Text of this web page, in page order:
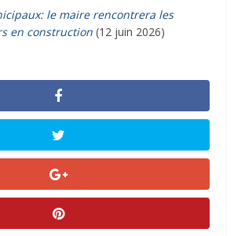
le maire rencontrera les
en construction (12 juin 2026)